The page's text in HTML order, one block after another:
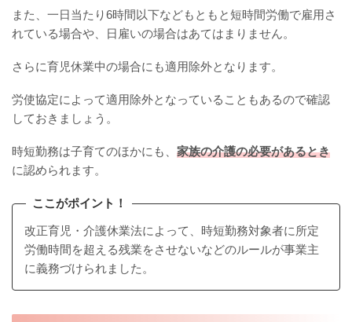
また、一日当たり6時間以下などもともと短時間労働で雇用さ
れている場合や、日雇いの場合はあてはまりません。
さらに育児休業中の場合にも適用除外となります。
労使協定によって適用除外となっていることもあるので確認
しておきましょう。
時短勤務は子育てのほかにも、 家族の介護の必要があるとき
に認められます。
ここがポイント！
改正育児・介護休業法によって、時短勤務対象者に所定
労働時間を超える残業をさせないなどのルールが事業主
に義務づけられました。